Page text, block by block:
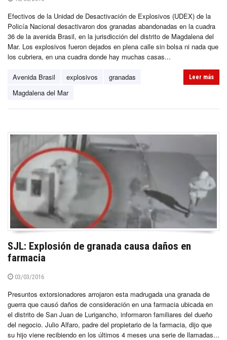
Efectivos de la Unidad de Desactivación de Explosivos (UDEX) de la
Policía Nacional desactivaron dos granadas abandonadas en la cuadra
36 de la avenida Brasil, en la jurisdicción del distrito de Magdalena del
Mar. Los explosivos fueron dejados en plena calle sin bolsa ni nada que
los cubriera, en una cuadra donde hay muchas casas...
Avenida Brasil explosivos
granadas
Magdalena del Mar
Leer más
SJL: Explosión de granada causa daños en
farmacia
03/03/2016
Presuntos extorsionadores arrojaron esta madrugada una granada de
guerra que causó daños de consideración en una farmacia ubicada en
el distrito de San Juan de Lurigancho, informaron familiares del dueño
del negocio. Julio Alfaro, padre del propietario de la farmacia, dijo que
su hijo viene recibiendo en los últimos 4 meses una serie de llamadas...